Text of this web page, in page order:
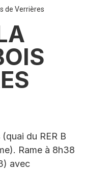
de Verrières
du RER B
Rame à 8h38
avec